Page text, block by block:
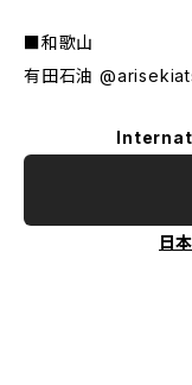
■和歌山
有田石油
日